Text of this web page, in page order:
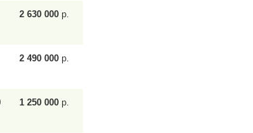
2 630 000 р.
2 490 000 р.
1 250 000 р.